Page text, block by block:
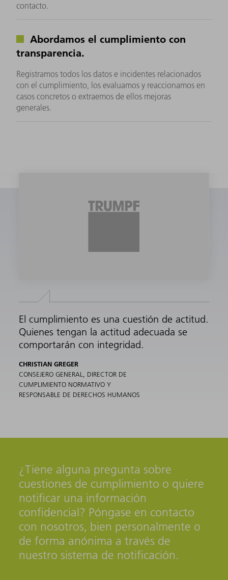
contacto.
Abordamos el cumplimiento con
transparencia.
Registramos todos los datos e incidentes relacionados
con el cumplimiento, los evaluamos y reaccionamos en
casos concretos o extraemos de ellos mejoras
generales.
El cumplimiento es una cuestión de actitud.
Quienes tengan la actitud adecuada se
comportarán con integridad.
CHRISTIAN GREGER
CONSEJERO GENERAL, DIRECTOR DE
CUMPLIMIENTO NORMATIVO Y
RESPONSABLE DE DERECHOS HUMANOS
¿Tiene alguna pregunta sobre
cuestiones de cumplimiento o quiere
notificar una información
confidencial? Póngase en contacto
con nosotros, bien personalmente o
de forma anónima a través de
nuestro sistema de notificación.